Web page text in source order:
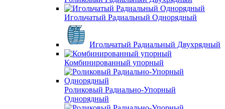
Игольчатый Радиальный Однорядный
Игольчатый Радиальный Двухрядный
Комбинированный упорный
Роликовый Радиально-Упорный
Однорядный